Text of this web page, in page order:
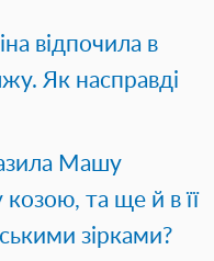
відпочила в
Як насправді
Машу
козою, та ще й в її
зірками?